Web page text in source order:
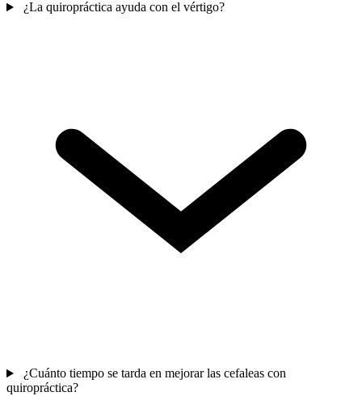
¿La quiropráctica ayuda con el vértigo?
¿Cuánto tiempo se tarda en mejorar las cefaleas con
quiropráctica?